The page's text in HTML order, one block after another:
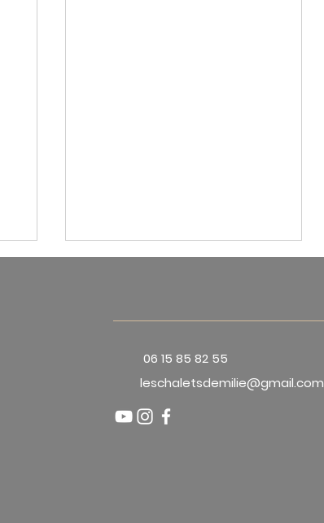
Visiter La Petite Pierre :
destination de charme en toutes
06 15 85 82 55
leschaletsdemilie@gmail.com